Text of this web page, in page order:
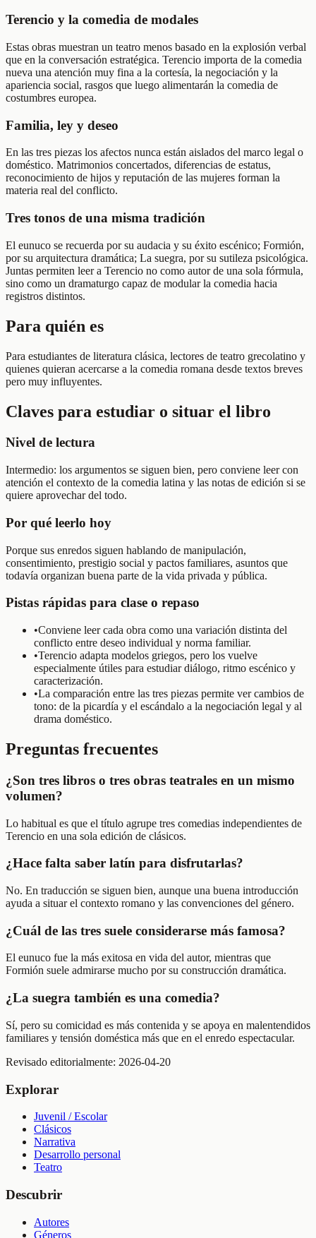
Terencio y la comedia de modales
Estas obras muestran un teatro menos basado en la explosión verbal
que en la conversación estratégica. Terencio importa de la comedia
nueva una atención muy fina a la cortesía, la negociación y la
apariencia social, rasgos que luego alimentarán la comedia de
costumbres europea.
Familia, ley y deseo
En las tres piezas los afectos nunca están aislados del marco legal o
doméstico. Matrimonios concertados, diferencias de estatus,
reconocimiento de hijos y reputación de las mujeres forman la
materia real del conflicto.
Tres tonos de una misma tradición
El eunuco se recuerda por su audacia y su éxito escénico; Formión,
por su arquitectura dramática; La suegra, por su sutileza psicológica.
Juntas permiten leer a Terencio no como autor de una sola fórmula,
sino como un dramaturgo capaz de modular la comedia hacia
registros distintos.
Para quién es
Para estudiantes de literatura clásica, lectores de teatro grecolatino y
quienes quieran acercarse a la comedia romana desde textos breves
pero muy influyentes.
Claves para estudiar o situar el libro
Nivel de lectura
Intermedio: los argumentos se siguen bien, pero conviene leer con
atención el contexto de la comedia latina y las notas de edición si se
quiere aprovechar del todo.
Por qué leerlo hoy
Porque sus enredos siguen hablando de manipulación,
consentimiento, prestigio social y pactos familiares, asuntos que
todavía organizan buena parte de la vida privada y pública.
Pistas rápidas para clase o repaso
•Conviene leer cada obra como una variación distinta del
conflicto entre deseo individual y norma familiar.
•Terencio adapta modelos griegos, pero los vuelve
especialmente útiles para estudiar diálogo, ritmo escénico y
caracterización.
•La comparación entre las tres piezas permite ver cambios de
tono: de la picardía y el escándalo a la negociación legal y al
drama doméstico.
Preguntas frecuentes
¿Son tres libros o tres obras teatrales en un mismo
volumen?
Lo habitual es que el título agrupe tres comedias independientes de
Terencio en una sola edición de clásicos.
¿Hace falta saber latín para disfrutarlas?
No. En traducción se siguen bien, aunque una buena introducción
ayuda a situar el contexto romano y las convenciones del género.
¿Cuál de las tres suele considerarse más famosa?
El eunuco fue la más exitosa en vida del autor, mientras que
Formión suele admirarse mucho por su construcción dramática.
¿La suegra también es una comedia?
Sí, pero su comicidad es más contenida y se apoya en malentendidos
familiares y tensión doméstica más que en el enredo espectacular.
Revisado editorialmente: 2026-04-20
Explorar
Juvenil / Escolar
Clásicos
Narrativa
Desarrollo personal
Teatro
Descubrir
Autores
Géneros